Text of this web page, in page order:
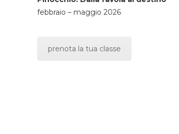
febbraio – maggio 2026
prenota la tua classe